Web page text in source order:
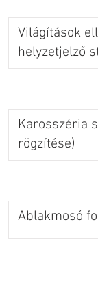
Világítások
helyzetjelző
Karosszéria
rögzítése)
Ablakmosó